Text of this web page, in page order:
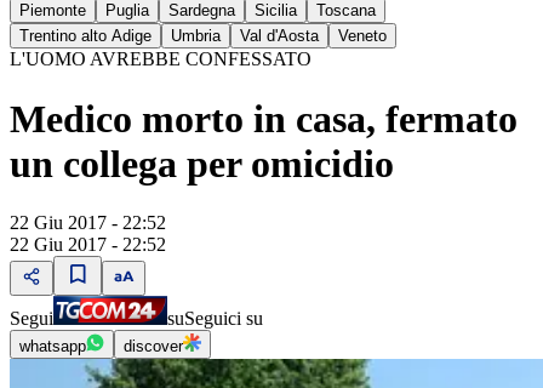
Piemonte
Puglia Sardegna Sicilia
Toscana
Trentino alto Adige
Umbria Val d'Aosta Veneto
L'UOMO AVREBBE CONFESSATO
Medico morto in casa, fermato
un collega per omicidio
22 Giu 2017 - 22:52
22 Giu 2017 - 22:52
Segui suSeguici su
whatsapp discover